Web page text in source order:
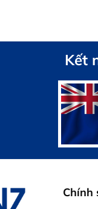
Kết
Chính